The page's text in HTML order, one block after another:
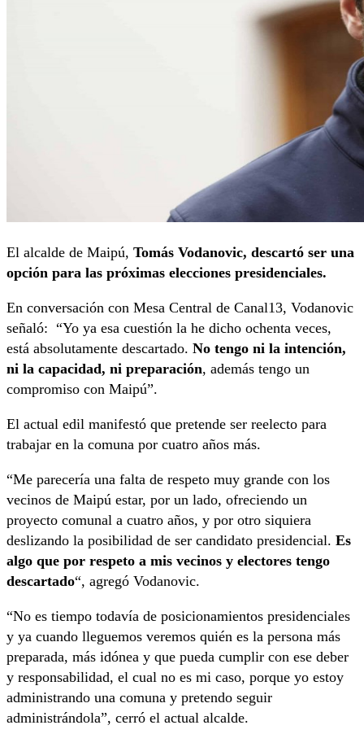
El alcalde de Maipú, Tomás Vodanovic, descartó ser una
opción para las próximas elecciones presidenciales.
En conversación con Mesa Central de Canal13, Vodanovic
señaló: “Yo ya esa cuestión la he dicho ochenta veces,
está absolutamente descartado. No tengo ni la intención,
ni la capacidad, ni preparación, además tengo un
compromiso con Maipú”.
El actual edil manifestó que pretende ser reelecto para
trabajar en la comuna por cuatro años más.
“Me parecería una falta de respeto muy grande con los
vecinos de Maipú estar, por un lado, ofreciendo un
proyecto comunal a cuatro años, y por otro siquiera
deslizando la posibilidad de ser candidato presidencial. Es
algo que por respeto a mis vecinos y electores tengo
descartado“, agregó Vodanovic.
“No es tiempo todavía de posicionamientos presidenciales
y ya cuando lleguemos veremos quién es la persona más
preparada, más idónea y que pueda cumplir con ese deber
y responsabilidad, el cual no es mi caso, porque yo estoy
administrando una comuna y pretendo seguir
administrándola”, cerró el actual alcalde.